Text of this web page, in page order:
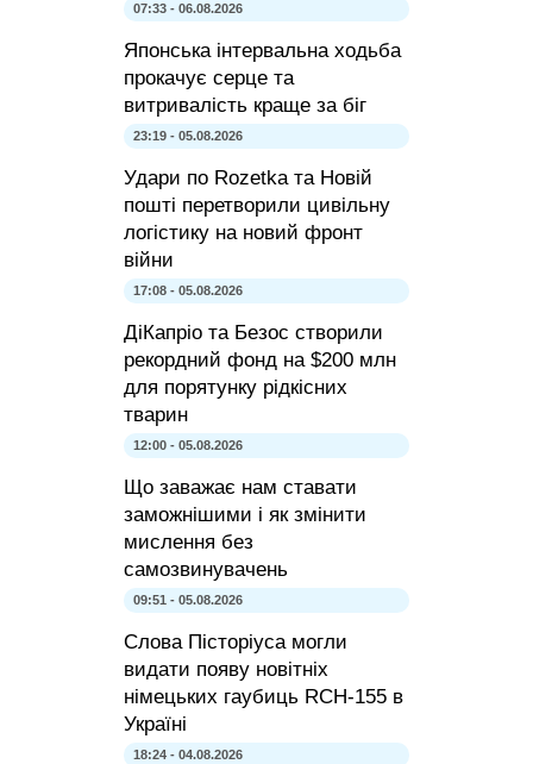
07:33 - 06.08.2026
Японська інтервальна ходьба
прокачує серце та
витривалість краще за біг
23:19 - 05.08.2026
Удари по Rozetka та Новій
пошті перетворили цивільну
логістику на новий фронт
війни
17:08 - 05.08.2026
ДіКапріо та Безос створили
рекордний фонд на $200 млн
для порятунку рідкісних
тварин
12:00 - 05.08.2026
Що заважає нам ставати
заможнішими і як змінити
мислення без
самозвинувачень
09:51 - 05.08.2026
Слова Пісторіуса могли
видати появу новітніх
німецьких гаубиць RCH-155 в
Україні
18:24 - 04.08.2026